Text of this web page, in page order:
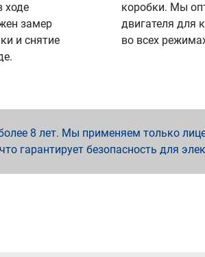
ходе
замер
и снятие
коробки. Мы
двигателя для
во всех
8 лет. Мы применяем только
гарантирует безопасность для